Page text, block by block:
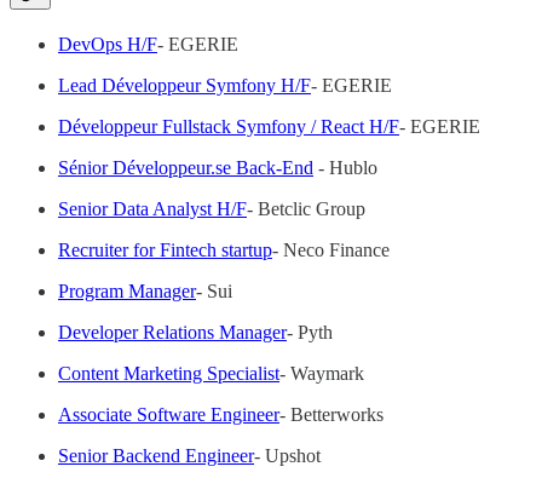
DevOps H/F- EGERIE
Lead Développeur Symfony H/F- EGERIE
Développeur Fullstack Symfony / React H/F- EGERIE
Sénior Développeur.se Back-End - Hublo
Senior Data Analyst H/F- Betclic Group
Recruiter for Fintech startup- Neco Finance
Program Manager- Sui
Developer Relations Manager- Pyth
Content Marketing Specialist- Waymark
Associate Software Engineer- Betterworks
Senior Backend Engineer- Upshot